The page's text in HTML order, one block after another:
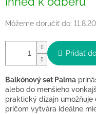
cena:
Môžeme doručiť do:
Pridať
Balkónový set Palma
alebo do menšieho
praktický dizajn
pričom vytvára ideálne